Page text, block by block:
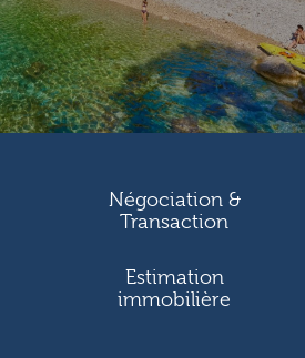
Négociation &
Transaction
Estimation
immobilière